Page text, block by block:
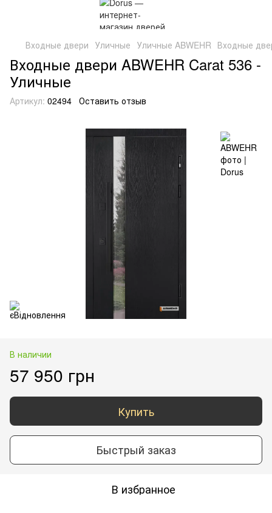
Входные двери Уличные Уличные ABWEHR Входные
Входные двери ABWEHR Carat 536 -
Уличные
Артикул: 02494 Оставить отзыв
В наличии
57 950 грн
Купить
Быстрый заказ
В избранное